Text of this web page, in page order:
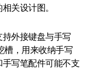
关设计图。
外接键盘与手写
槽，用来收纳手写
写笔配件可能不支